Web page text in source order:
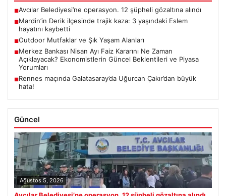
■Avcılar Belediyesi’ne operasyon. 12 şüpheli gözaltına alındı
■Mardin’in Derik ilçesinde trajik kaza: 3 yaşındaki Eslem
hayatını kaybetti
■Outdoor Mutfaklar ve Şık Yaşam Alanları
■Merkez Bankası Nisan Ayı Faiz Kararını Ne Zaman
Açıklayacak? Ekonomistlerin Güncel Beklentileri ve Piyasa
Yorumları
■Rennes maçında Galatasaray’da Uğurcan Çakır’dan büyük
hata!
Güncel
Ağustos 5, 2026